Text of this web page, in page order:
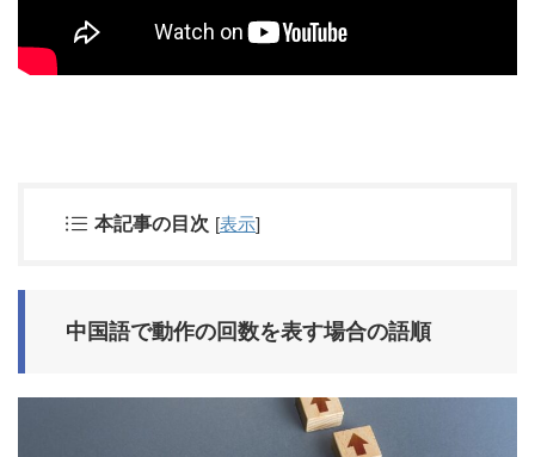
本記事の目次 [表示]
中国語で動作の回数を表す場合の語順